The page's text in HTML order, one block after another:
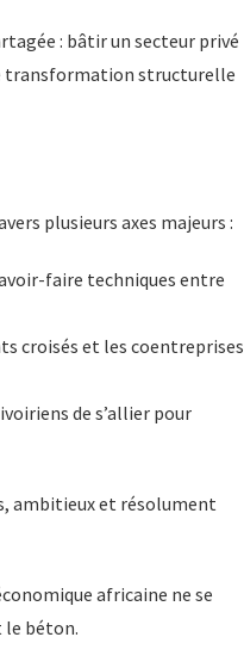
: bâtir un secteur privé
transformation structurelle
plusieurs axes majeurs :
faire techniques entre
croisés et les coentreprises
de s’allier pour
ambitieux et résolument
africaine ne se
le béton.